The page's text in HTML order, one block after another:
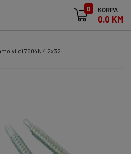
0 KORPA
0.0 KM
7504N 4.2x32